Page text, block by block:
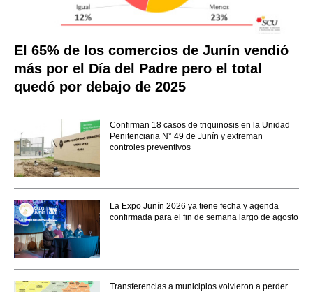
El 65% de los comercios de Junín vendió
más por el Día del Padre pero el total
quedó por debajo de 2025
Confirman 18 casos de triquinosis en la Unidad
Penitenciaria N° 49 de Junín y extreman
controles preventivos
La Expo Junín 2026 ya tiene fecha y agenda
confirmada para el fin de semana largo de agosto
Transferencias a municipios volvieron a perder